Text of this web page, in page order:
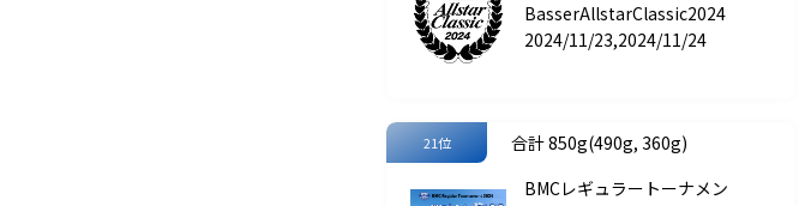
BasserAllstarClassic2024
2024/11/23,2024/11/24
21位
合計 850g(490g, 360g)
BMCレギュラートーナメン